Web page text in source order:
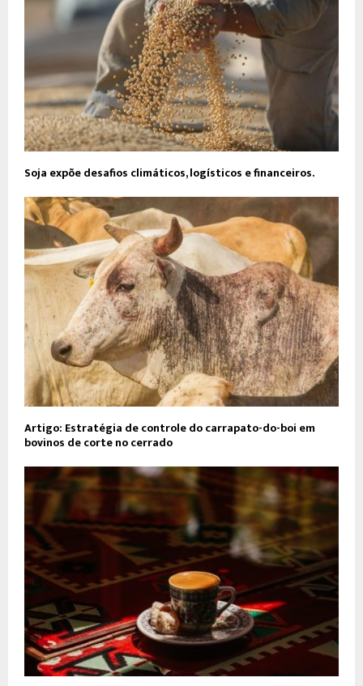
Soja expõe desafios climáticos, logísticos e financeiros.
Artigo: Estratégia de controle do carrapato-do-boi em
bovinos de corte no cerrado